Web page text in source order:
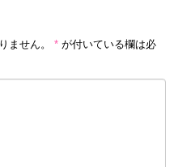
ません。 * が付いている欄は必